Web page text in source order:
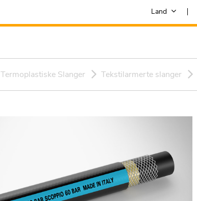
Land
Termoplastiske Slanger Tekstilarmerte slanger